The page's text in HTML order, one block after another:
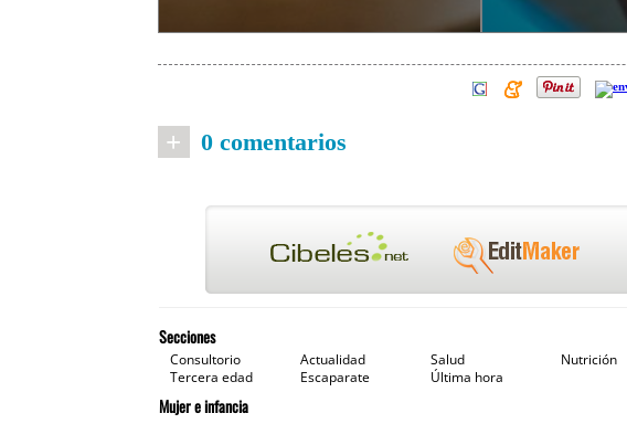
+ 0 comentarios
Secciones
Consultorio Actualidad Salud
Nutrición
Tercera edad
Escaparate Última hora
Mujer e infancia